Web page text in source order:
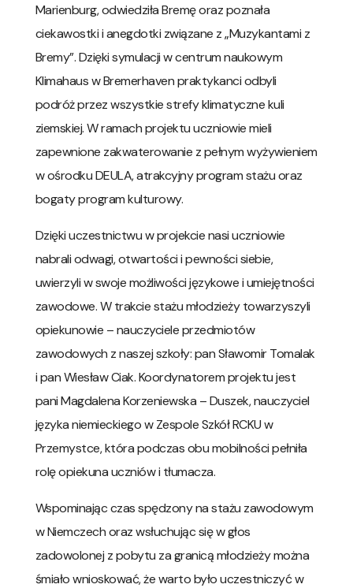
Marienburg, odwiedziła Bremę oraz poznała
ciekawostki i anegdotki związane z „Muzykantami z
Bremy”. Dzięki symulacji w centrum naukowym
Klimahaus w Bremerhaven praktykanci odbyli
podróż przez wszystkie strefy klimatyczne kuli
ziemskiej. W ramach projektu uczniowie mieli
zapewnione zakwaterowanie z pełnym wyżywieniem
w ośrodku DEULA, atrakcyjny program stażu oraz
bogaty program kulturowy.
Dzięki uczestnictwu w projekcie nasi uczniowie
nabrali odwagi, otwartości i pewności siebie,
uwierzyli w swoje możliwości językowe i umiejętności
zawodowe. W trakcie stażu młodzieży towarzyszyli
opiekunowie – nauczyciele przedmiotów
zawodowych z naszej szkoły: pan Sławomir Tomalak
i pan Wiesław Ciak. Koordynatorem projektu jest
pani Magdalena Korzeniewska – Duszek, nauczyciel
języka niemieckiego w Zespole Szkół RCKU w
Przemystce, która podczas obu mobilności pełniła
rolę opiekuna uczniów i tłumacza.
Wspominając czas spędzony na stażu zawodowym
w Niemczech oraz wsłuchując się w głos
zadowolonej z pobytu za granicą młodzieży można
śmiało wnioskować, że warto było uczestniczyć w